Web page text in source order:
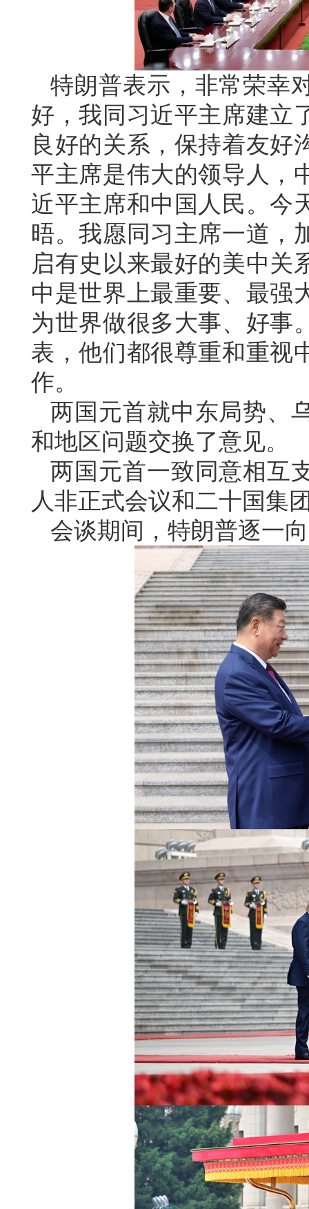
特朗普表示，非常荣幸
好，我同习近平主席建立
良好的关系，保持着友好
平主席是伟大的领导人，
近平主席和中国人民。今
晤。我愿同习主席一道，
启有史以来最好的美中关
中是世界上最重要、最强
为世界做很多大事、好事
表，他们都很尊重和重视
作。
两国元首就中东局势、
和地区问题交换了意见。
两国元首一致同意相互
人非正式会议和二十国集
会谈期间，特朗普逐一